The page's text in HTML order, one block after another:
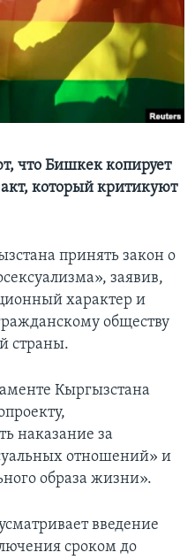
что Бишкек копирует
который критикуют
принять закон о
заявив,
характер и
обществу
страны.
Кыргызстана
наказание за
отношений» и
образа жизни».
введение
сроком до